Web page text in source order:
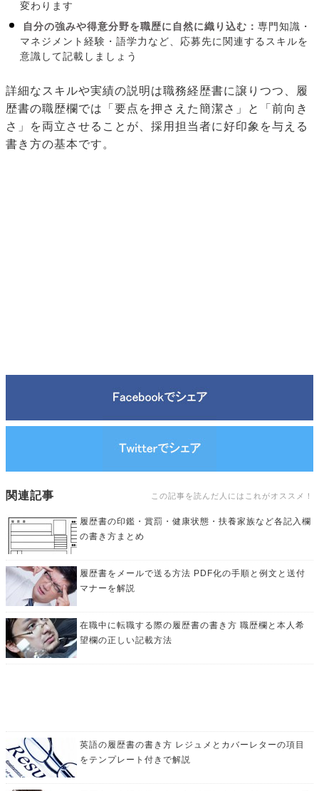
変わります
自分の強みや得意分野を職歴に自然に織り込む：専門知識・
マネジメント経験・語学力など、応募先に関連するスキルを
意識して記載しましょう
詳細なスキルや実績の説明は職務経歴書に譲りつつ、履
歴書の職歴欄では「要点を押さえた簡潔さ」と「前向き
さ」を両立させることが、採用担当者に好印象を与える
書き方の基本です。
関連記事 この記事を読んだ人にはこれがオススメ！
履歴書の印鑑・賞罰・健康状態・扶養家族など各記入欄
の書き方まとめ
履歴書をメールで送る方法 PDF化の手順と例文と送付
マナーを解説
在職中に転職する際の履歴書の書き方 職歴欄と本人希
望欄の正しい記載方法
英語の履歴書の書き方 レジュメとカバーレターの項目
をテンプレート付きで解説